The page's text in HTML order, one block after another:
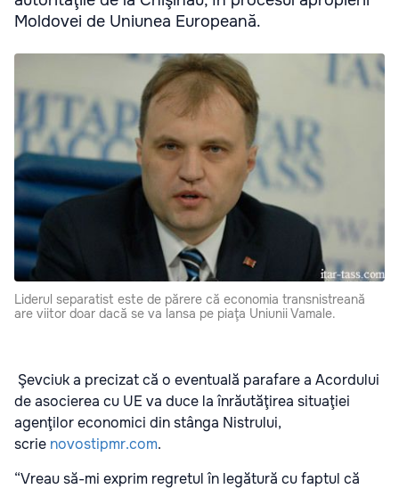
Moldovei de Uniunea Europeană.
Liderul separatist este de părere că economia transnistreană
are viitor doar dacă se va lansa pe piaţa Uniunii Vamale.
Şevciuk a precizat că o eventuală parafare a Acordului
de asocierea cu UE va duce la înrăutăţirea situaţiei
agenţilor economici din stânga Nistrului,
scrie novostipmr.com.
“Vreau să-mi exprim regretul în legătură cu faptul că